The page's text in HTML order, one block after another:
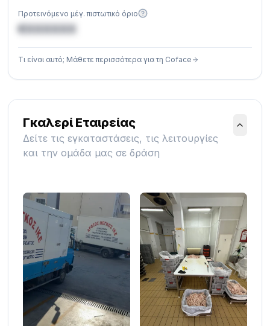
Γκαλερί Εταιρείας
Δείτε τις εγκαταστάσεις, τις λειτουργίες
και την ομάδα μας σε δράση
Προτεινόμενο μέγ. πιστωτικό όριο
€XXXXXX
Τι είναι αυτό; Μάθετε περισσότερα για τη Coface